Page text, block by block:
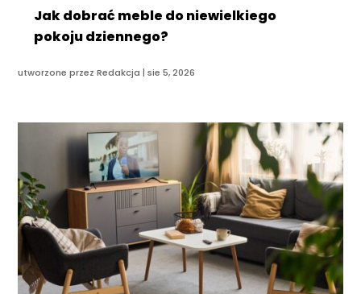
Jak dobrać meble do niewielkiego
pokoju dziennego?
utworzone przezRedakcja |sie 5, 2026